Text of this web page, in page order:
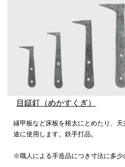
目鎹釘（めかすくぎ）
縁甲板など床板を根太にとめたり、
途に使用します。鉄手打品。
※職人による手造品につき寸法に多少